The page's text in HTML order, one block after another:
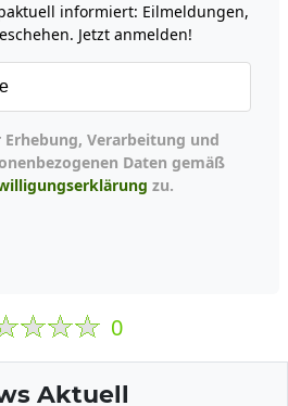
informiert: Eilmeldungen,
Jetzt anmelden!
Daten gemäß
zu.
0
Aktuell